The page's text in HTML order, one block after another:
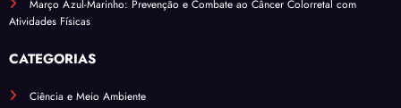
Março Azul-Marinho: Prevenção e Combate ao Câncer Colorretal com
Atividades Físicas
CATEGORIAS
Ciência e Meio Ambiente